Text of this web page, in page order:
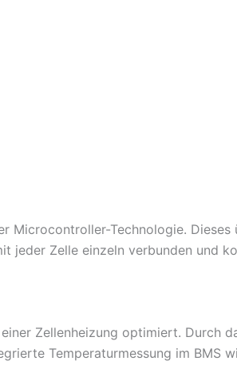
Microcontroller-Technologie. Dieses
jeder Zelle einzeln verbunden und
Zellenheizung optimiert. Durch
Temperaturmessung im BMS